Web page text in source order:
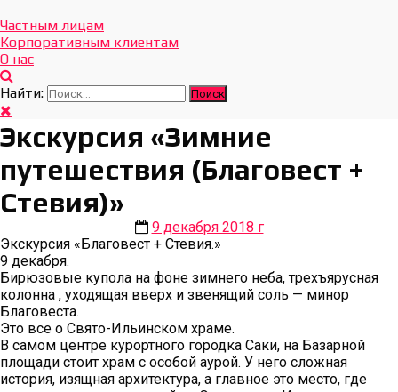
Отдых Без Границ
Эксклюзивные экскурсии по Севастополю и Крыму
Частным лицам
Корпоративным клиентам
О нас
Найти:
Экскурсия «Зимние
путешествия (Благовест +
Стевия)»
9 декабря 2018 г
Экскурсия «Благовест + Стевия.»
9 декабря.
Бирюзовые купола на фоне зимнего неба, трехъярусная
колонна , уходящая вверх и звенящий соль — минор
Благовеста.
Это все о Свято-Ильинском храме.
В самом центре курортного городка Саки, на Базарной
площади стоит храм с особой аурой. У него сложная
история, изящная архитектура, а главное это место, где